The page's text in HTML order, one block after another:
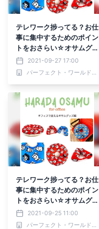
テレワーク捗ってる？お仕
事に集中するためのポイン
トをおさらい☆オサムグ
ッズでデスクワークを快適
に！
2021-09-27 17:00
パーフェクト・ワールド株式会社
テレワーク捗ってる？お仕
事に集中するためのポイン
トをおさらい☆オサムグ
ッズでデスクワークを快適
に！
2021-09-25 11:00
パーフェクト・ワールド株式会社